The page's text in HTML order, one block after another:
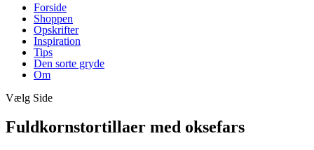
Forside
Shoppen
Opskrifter
Inspiration
Tips
Den sorte gryde
Om
Vælg Side
Fuldkornstortillaer med oksefars